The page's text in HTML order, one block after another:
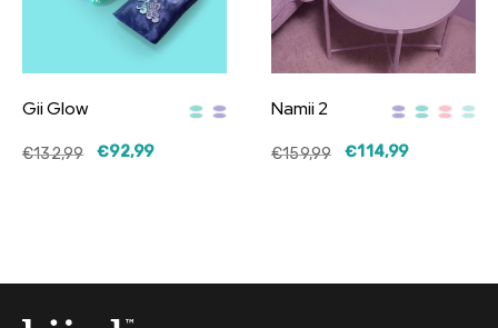
Gii Glow
€132,99 €92,99
Namii 2
€159,99 €114,99